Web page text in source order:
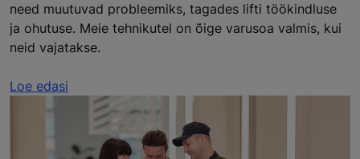
need muutuvad probleemiks, tagades lifti töökindluse
ja ohutuse. Meie tehnikutel on õige varusoa valmis, kui
neid vajatakse.
Loe edasi